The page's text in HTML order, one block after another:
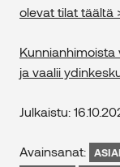
olevat tilat täältä
ja vaalii
Julkaistu:
Avainsanat: